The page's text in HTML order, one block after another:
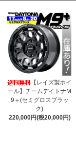
【レイズ製ホイ
ール】チームデイトナM
9＋(セミグロスブラッ
ク)
220,000円(税20,000円)